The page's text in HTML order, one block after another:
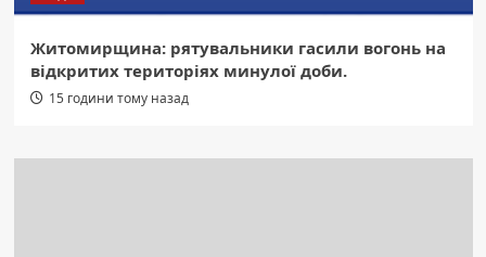
Житомирщина: рятувальники гасили вогонь на
відкритих територіях минулої доби.
15 години тому назад